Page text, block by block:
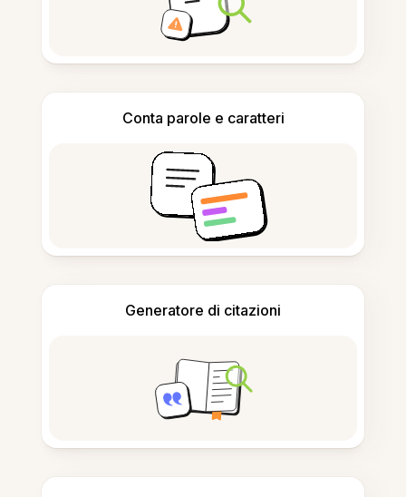
Conta parole e caratteri
Generatore di citazioni